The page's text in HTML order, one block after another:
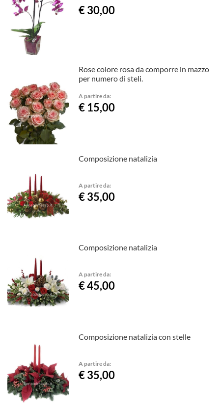
€ 30,00
Rose colore rosa da comporre in mazzo
per numero di steli.
A partire da:
€ 15,00
Composizione natalizia
A partire da:
€ 35,00
Composizione natalizia
A partire da:
€ 45,00
Composizione natalizia con stelle
A partire da:
€ 35,00